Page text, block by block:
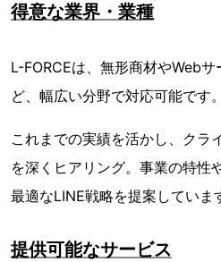
得意な業界・業種
L-FORCEは、無形商材やWeb
ど、幅広い分野で対応可能です。
これまでの実績を活かし、クラ
を深くヒアリング。事業の特性
最適なLINE戦略を提案していま
提供可能なサービス